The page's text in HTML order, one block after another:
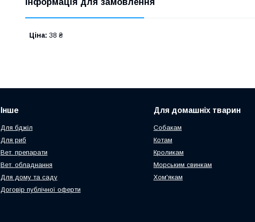
Інформація для замовлення
Ціна: 38 ₴
Інше
Для бджіл
Для риб
Вет. препарати
Вет. обладнання
Для дому та саду
Договір публічної оферти
Для домашніх тварин
Собакам
Котам
Кроликам
Морським свинкам
Хом'якам